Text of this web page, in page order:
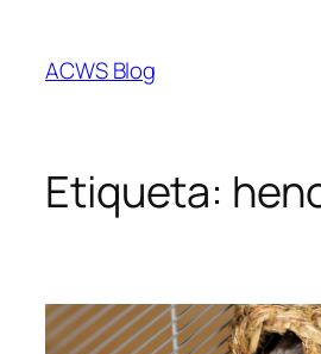
contenido
ACWS Blog
Etiqueta: